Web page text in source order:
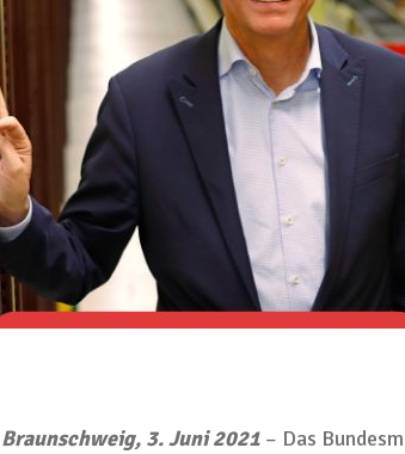
Braunschweig, 3. Juni2021 – Das